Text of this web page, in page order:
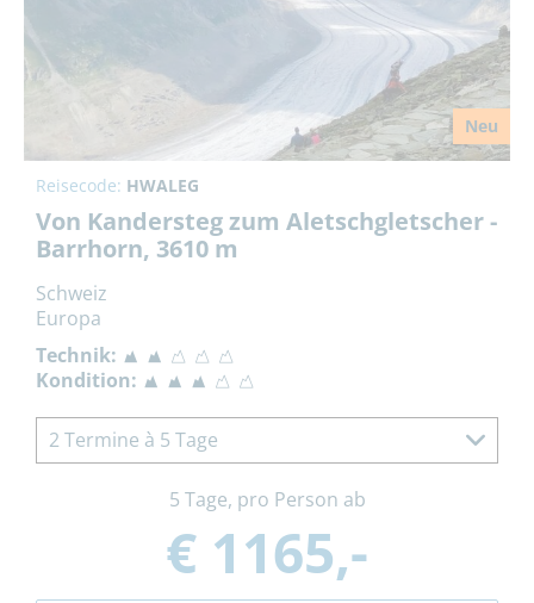
Neu
Reisecode: HWALEG
Von Kandersteg zum Aletschgletscher -
Barrhorn, 3610 m
Schweiz
Europa
Technik:
Kondition:
2 Termine à 5 Tage
5 Tage, pro Person ab
€ 1165,-